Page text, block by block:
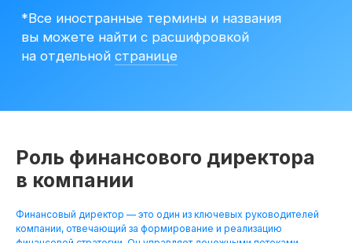
Роль финансового директора
в компании
Финансовый директор — это один из ключевых руководителей
компании, отвечающий за формирование и реализацию
Резюме